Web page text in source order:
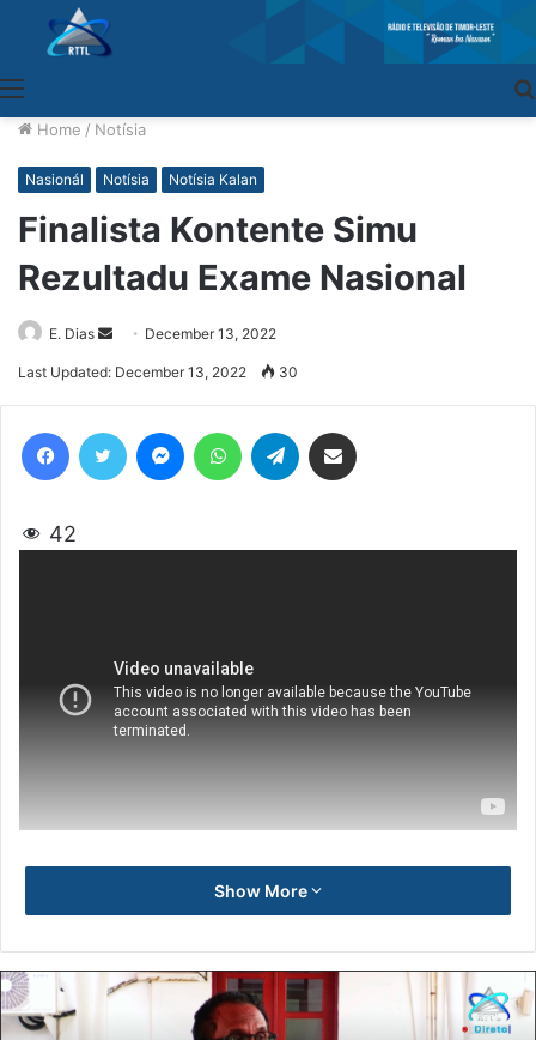
Home / Notísia
Nasionál Notísia Notísia Kalan
Finalista Kontente Simu
Rezultadu Exame Nasional
E. Dias
Send
an
December 13, 2022
Last Updated: December 13, 2022 30
42
Show More